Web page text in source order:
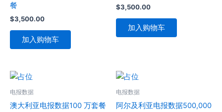
餐
$3,500.00
加入购物车
$3,500.00
加入购物车
电报数据
澳大利亚电报数据100 万套餐
电报数据
阿尔及利亚电报数据500,000